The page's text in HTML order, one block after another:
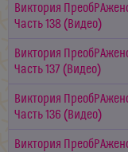
Виктория
Часть 138 (Видео)
Виктория
Часть 137 (Видео)
Виктория
Часть 136 (Видео)
Виктория